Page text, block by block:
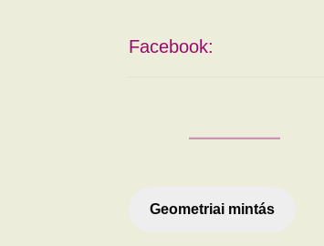
Facebook:
Geometriai mintás